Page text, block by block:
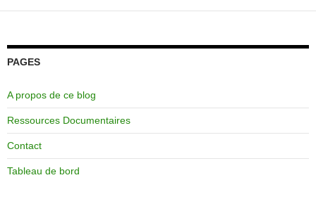
PAGES
A propos de ce blog
Ressources Documentaires
Contact
Tableau de bord